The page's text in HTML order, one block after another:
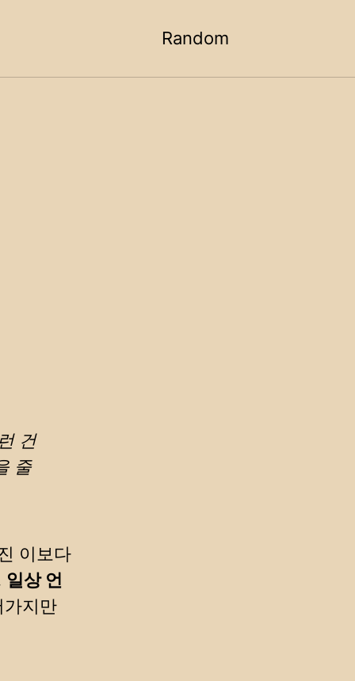
Random
건
줄
이보다
일상 언
지만